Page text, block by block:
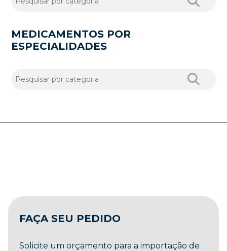
MEDICAMENTOS POR
ESPECIALIDADES
FAÇA SEU PEDIDO
Solicite um orçamento para a importação de